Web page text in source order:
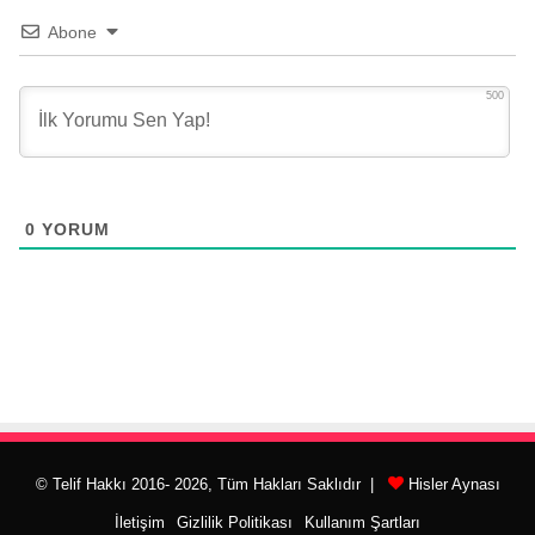
Abone
500
0 YORUM
© Telif Hakkı 2016- 2026, Tüm Hakları Saklıdır | Hisler Aynası
İletişim Gizlilik Politikası Kullanım Şartları